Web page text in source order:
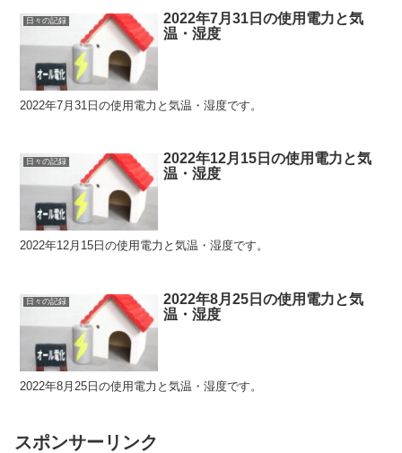
日々の記録
2022年7月31日の使用電力と気
温・湿度
2022年7月31日の使用電力と気温・湿度です。
日々の記録
2022年12月15日の使用電力と気
温・湿度
2022年12月15日の使用電力と気温・湿度です。
日々の記録
2022年8月25日の使用電力と気
温・湿度
2022年8月25日の使用電力と気温・湿度です。
スポンサーリンク